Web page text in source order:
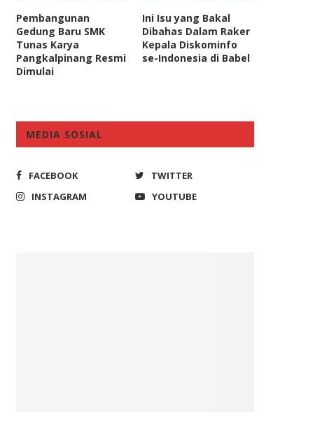
Pesparani Ajarkan Kerukunan
Pelaksanaan APBN 2025
Pembangunan
Gedung Baru SMK
Tunas Karya
Pangkalpinang Resmi
Dimulai
Ini Isu yang Bakal
Dibahas Dalam Raker
Kepala Diskominfo
se-Indonesia di Babel
MEDIA SOSIAL
FACEBOOK
TWITTER
INSTAGRAM
YOUTUBE